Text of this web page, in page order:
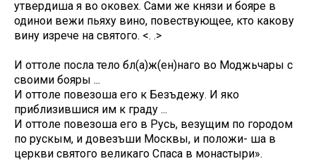
утвердиша я во оковех. Сами же князи и бояре в
одинои вежи пьяху вино, повествующее, кто какову
вину изрече на святого. <. .>
И оттоле посла тело бл(а)ж(ен)наго во Моджьчары с
своими бояры ...
И оттоле повезоша его к Безъдежу. И яко
приблизившися им к граду ...
И оттоле повезоша его в Русь, везущим по городом
по рускым, и довезъши Москвы, и положи- ша в
церкви святого великаго Спаса в монастыри».